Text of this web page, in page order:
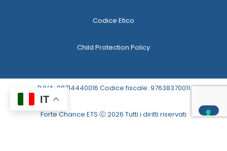
Codice Etico
Child Protection Policy
P.IVA: 08714440016 Codice fiscale: 97638370011
Forte Chance ETS Ⓒ 2026 Tutti i diritti riservati
IT